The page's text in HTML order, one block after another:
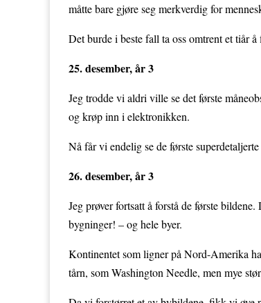
måtte bare gjøre seg merkverdig for
Det burde i beste fall ta oss omtrent et tiår
25. desember, år 3
Jeg trodde vi aldri ville se det første
og krøp inn i elektronikken.
Nå får vi endelig se de første
26. desember, år 3
Jeg prøver fortsatt å forstå de første
bygninger! – og hele byer.
Kontinentet som ligner på Nord-Amerika
tårn, som Washington Needle, men mye